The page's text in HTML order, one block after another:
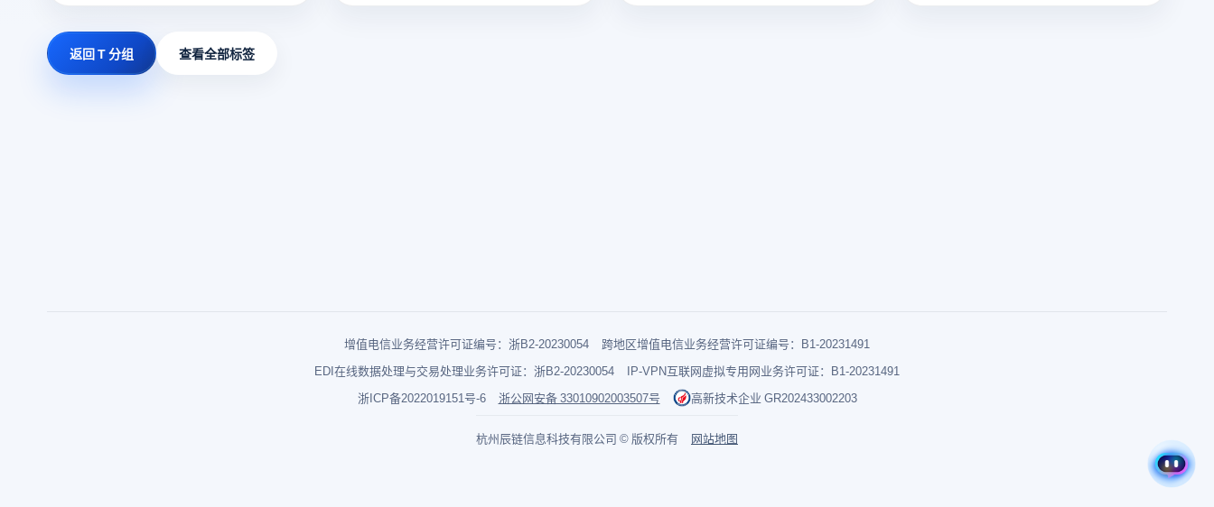
返回 T 分组 查看全部标签
增值电信业务经营许可证编号：浙B2-20230054
跨地区增值电信业务经营许可证编号：B1-20231491
EDI在线数据处理与交易处理业务许可证：浙B2-20230054
IP-VPN互联网虚拟专用网业务许可证：B1-20231491
浙ICP备2022019151号-6
浙公网安备 33010902003507号 高新技术企业 GR202433002203
杭州辰链信息科技有限公司 © 版权所有 网站地图